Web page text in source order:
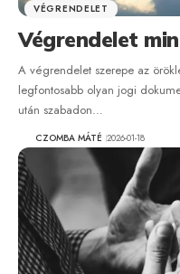
VÉGRENDELET
Végrendelet
A végrendelet szerepe az
legfontosabb olyan jogi
után szabadon…
CZOMBA MÁTÉ 2026-01-18